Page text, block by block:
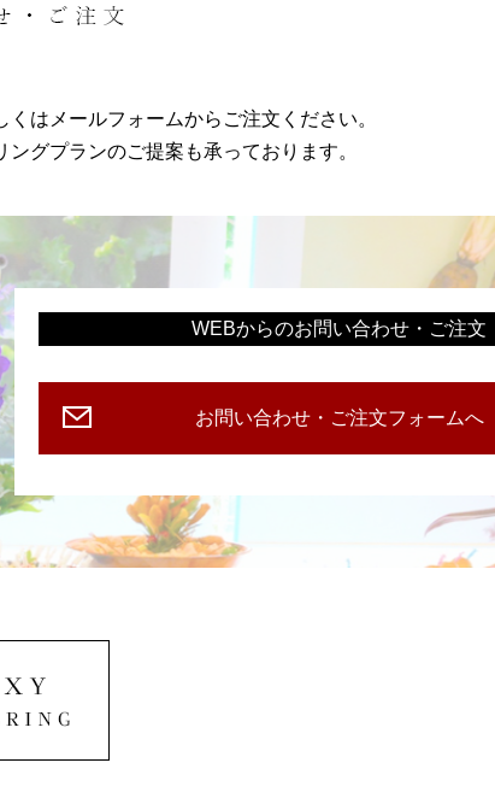
はメールフォームからご注文ください。
グプランのご提案も承っております。
WEBからのお問い合わせ・ご注文
お問い合わせ・ご注文フォームへ